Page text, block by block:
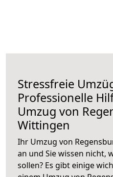
Stressfreie
Professionelle
Umzug von
Wittingen
Ihr Umzug von
an und Sie wissen nicht,
sollen? Es gibt einige